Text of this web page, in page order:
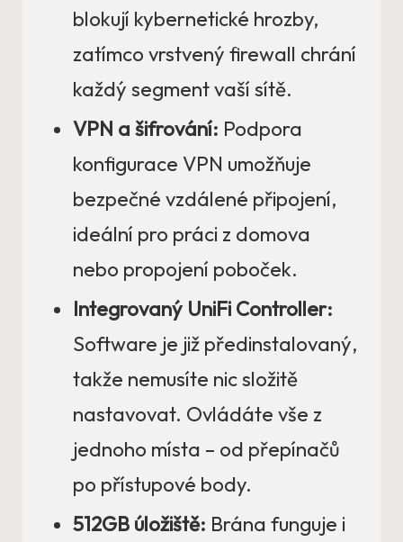
blokují kybernetické hrozby,
zatímco vrstvený firewall chrání
každý segment vaší sítě.
VPN a šifrování: Podpora
konfigurace VPN umožňuje
bezpečné vzdálené připojení,
ideální pro práci z domova
nebo propojení poboček.
Integrovaný UniFi Controller:
Software je již předinstalovaný,
takže nemusíte nic složitě
nastavovat. Ovládáte vše z
jednoho místa – od přepínačů
po přístupové body.
512GB úložiště: Brána funguje i